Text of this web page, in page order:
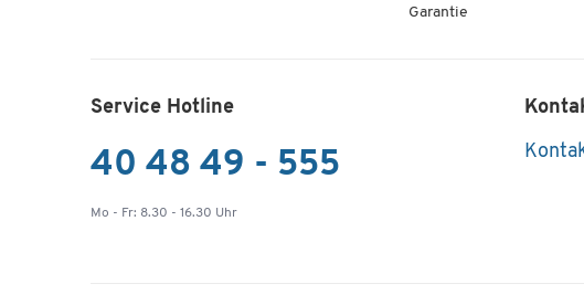
Garantie
Service Hotline
40 48 49 - 555
Mo - Fr: 8.30 - 16.30 Uhr